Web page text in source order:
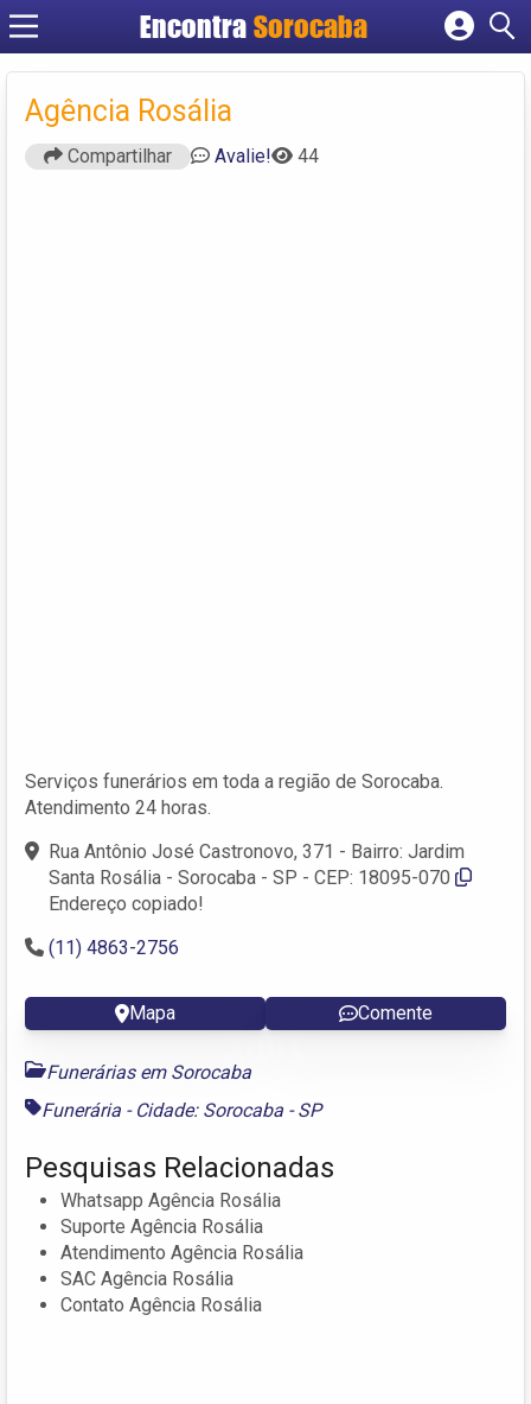
EncontraSorocaba
Cadastrar empresa
Agência Rosália
Compartilhar Avalie! 44
Serviços funerários em toda a região de Sorocaba.
Atendimento 24 horas.
Rua Antônio José Castronovo, 371 - Bairro: Jardim
Santa Rosália - Sorocaba - SP - CEP: 18095-070
Endereço copiado!
(11) 4863-2756
Mapa Comente
Funerárias em Sorocaba
Funerária - Cidade: Sorocaba - SP
Pesquisas Relacionadas
Whatsapp Agência Rosália
Suporte Agência Rosália
Atendimento Agência Rosália
SAC Agência Rosália
Contato Agência Rosália